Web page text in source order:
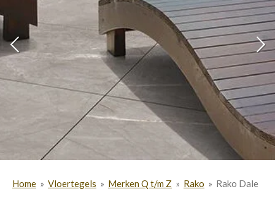
Home » Vloertegels » Merken Q t/m Z » Rako » Rako Dale